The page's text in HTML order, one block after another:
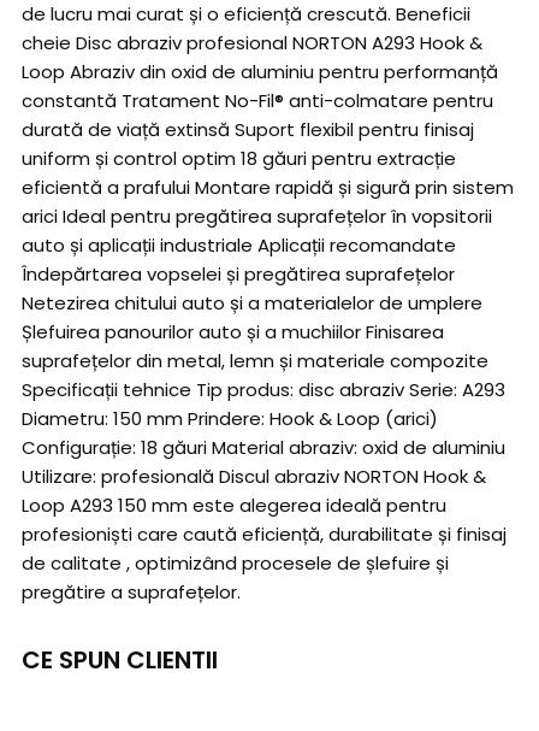
de lucru mai curat și o eficiență crescută. Beneficii
cheie Disc abraziv profesional NORTON A293 Hook &
Loop Abraziv din oxid de aluminiu pentru performanță
constantă Tratament No-Fil® anti-colmatare pentru
durată de viață extinsă Suport flexibil pentru finisaj
uniform și control optim 18 găuri pentru extracție
eficientă a prafului Montare rapidă și sigură prin sistem
arici Ideal pentru pregătirea suprafețelor în vopsitorii
auto și aplicații industriale Aplicații recomandate
Îndepărtarea vopselei și pregătirea suprafețelor
Netezirea chitului auto și a materialelor de umplere
Șlefuirea panourilor auto și a muchiilor Finisarea
suprafețelor din metal, lemn și materiale compozite
Specificații tehnice Tip produs: disc abraziv Serie: A293
Diametru: 150 mm Prindere: Hook & Loop (arici)
Configurație: 18 găuri Material abraziv: oxid de aluminiu
Utilizare: profesională Discul abraziv NORTON Hook &
Loop A293 150 mm este alegerea ideală pentru
profesioniști care caută eficiență, durabilitate și finisaj
de calitate , optimizând procesele de șlefuire și
pregătire a suprafețelor.
CE SPUN CLIENTII